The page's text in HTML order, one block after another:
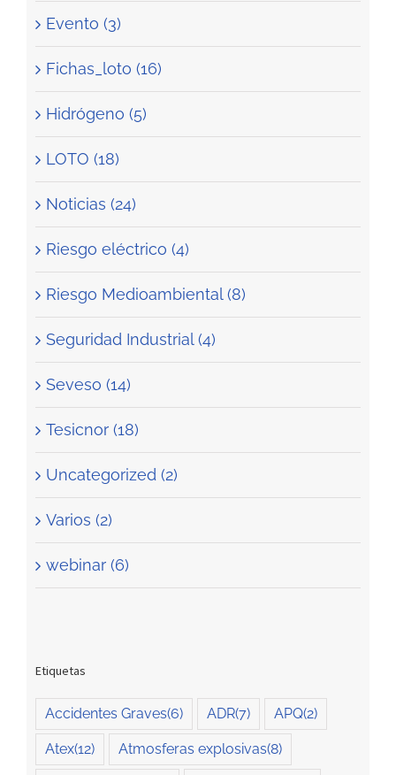
Evento (3)
Fichas_loto (16)
Hidrógeno (5)
LOTO (18)
Noticias (24)
Riesgo eléctrico (4)
Riesgo Medioambiental (8)
Seguridad Industrial (4)
Seveso (14)
Tesicnor (18)
Uncategorized (2)
Varios (2)
webinar (6)
Etiquetas
Accidentes Graves(6) ADR(7) APQ(2)
Atex(12) Atmosferas explosivas(8)